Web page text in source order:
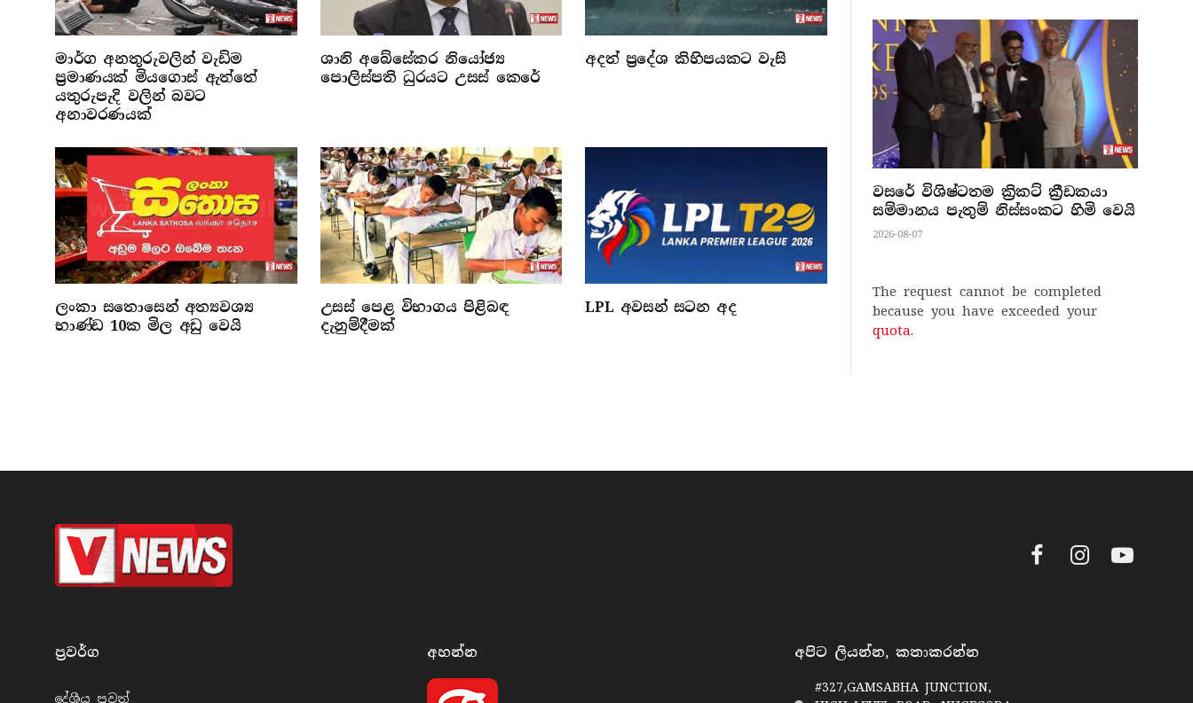
මාර්ග අනතුරුවලින් වැඩිම
ප්‍රමාණයක් මියගොස් ඇත්තේ
යතුරුපැදි වලින් බවට
අනාවරණයක්
ශානි අබේසේකර නියෝජ්‍ය
පොලිස්පති ධුරයට උසස් කෙරේ
අදත් ප්‍රදේශ කිහිපයකට වැසි
ලංකා සතොසෙන් අත්‍යවශ්‍ය
භාණ්ඩ 10ක මිල අඩු වෙයි
උසස් පෙළ විභාගය පිළිබඳ
දැනුම්දීමක්
LPL අවසන් සටන අද
වසරේ විශිෂ්ටතම ක්‍රිකට් ක්‍රීඩකයා
සම්මානය පැතුම් නිස්සංකට හිමි වෙයි
2026-08-07
The request cannot be completed
because you have exceeded your
quota.
FacebookInstagramYouTube
ප්‍රවර්​ග
දේශීය පුව​ත්
අහන්​න අපිට ලියන්න, කතාකරන්න
#327,GAMSABHA JUNCTION,